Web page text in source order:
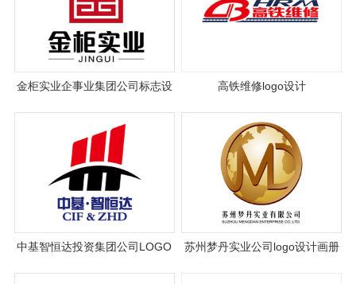
金柜实业企事业集团公司标志设
高铁维修logo设计
中基智恒达投资集团公司LOGO
苏州梦丹实业公司logo设计画册